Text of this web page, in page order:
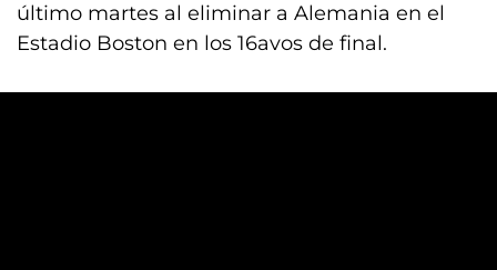
último martes al eliminar a Alemania en el
Estadio Boston en los 16avos de final.